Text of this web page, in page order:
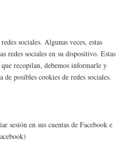
sociales. Algunas veces, estas
redes sociales en su dispositivo. Estas
recopilan, debemos informarle y
posibles cookies de redes sociales.
sesión en sus cuentas de Facebook e